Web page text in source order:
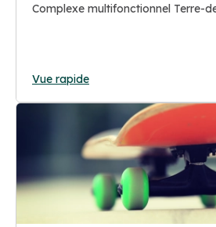
Complexe multifonctionnel Terre-
Vue rapide